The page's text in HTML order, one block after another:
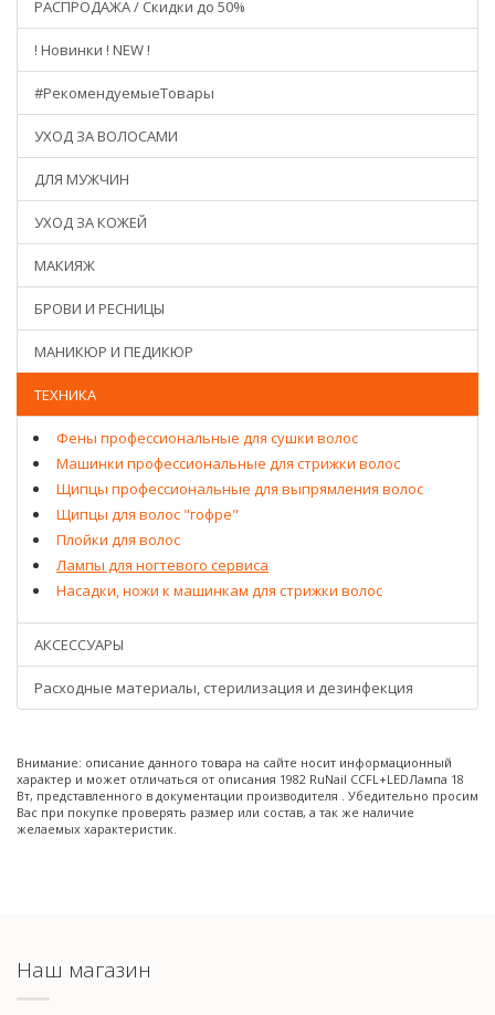
РАСПРОДАЖА / Скидки до 50%
! Новинки ! NEW !
#РекомендуемыеТовары
УХОД ЗА ВОЛОСАМИ
ДЛЯ МУЖЧИН
УХОД ЗА КОЖЕЙ
МАКИЯЖ
БРОВИ И РЕСНИЦЫ
МАНИКЮР И ПЕДИКЮР
ТЕХНИКА
Фены профессиональные для сушки волос
Машинки профессиональные для стрижки волос
Щипцы профессиональные для выпрямления волос
Щипцы для волос "гофре"
Плойки для волос
Лампы для ногтевого сервиса
Насадки, ножи к машинкам для стрижки волос
АКСЕССУАРЫ
Расходные материалы, стерилизация и дезинфекция
Внимание: описание данного товара на сайте носит информационный
характер и может отличаться от описания 1982 RuNail CCFL+LEDЛампа 18
Вт, представленного в документации производителя . Убедительно просим
Вас при покупке проверять размер или состав, а так же наличие
желаемых характеристик.
Наш магазин